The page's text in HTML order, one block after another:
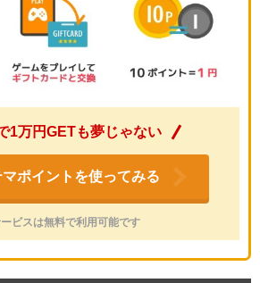
1万円GETも夢じゃない
ポイントを使ってみる
ビスは無料で利用可能です